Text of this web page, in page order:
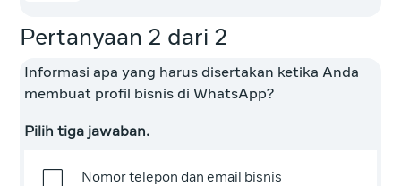
Pertanyaan 2 dari 2
Informasi apa yang harus disertakan ketika Anda
membuat profil bisnis di WhatsApp?
Pilih tiga jawaban.
Nomor telepon dan email bisnis